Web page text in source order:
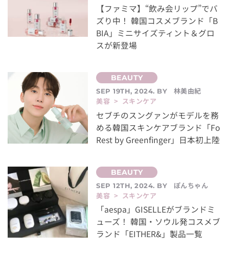
【ファミマ】“飲み会リップ”でバ
ズり中！ 韓国コスメブランド「B
BIA」ミニサイズティント＆グロ
スが新登場
SEP 19TH, 2024. BY
林美由紀
美容 > スキンケア
セブチのスングァンがモデルを務
める韓国スキンケアブランド「Fo
Rest by Greenfinger」日本初上陸
SEP 12TH, 2024. BY
ぽんちゃん
美容 > スキンケア
「aespa」GISELLEがブランドミ
ューズ！ 韓国・ソウル発コスメブ
ランド「EITHER&」製品一覧